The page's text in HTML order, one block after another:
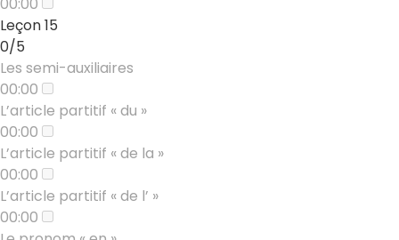
Leçon 15
0/5
Les semi-auxiliaires
00:00
L’article partitif « du »
00:00
L’article partitif « de la »
00:00
L’article partitif « de l’ »
00:00